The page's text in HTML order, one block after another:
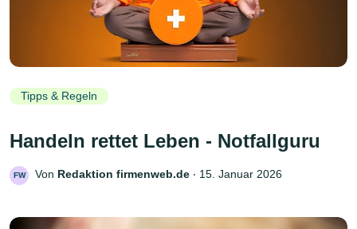
Tipps & Regeln
Handeln rettet Leben - Notfallguru
FW Von Redaktion firmenweb.de ‧ 15. Januar 2026